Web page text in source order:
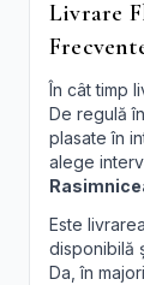
Livrare
În cât timp
De regulă
plasate în
alege
Este
disponibilă
Da, în